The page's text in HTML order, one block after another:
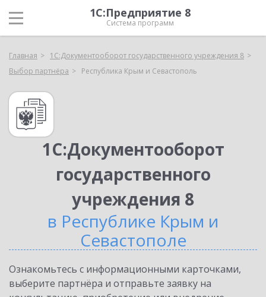
1С:Предприятие 8
Система программ
Главная
1С:Документооборот государственного учреждения 8
Выбор партнёра
Республика Крым и Севастополь
1С:Документооборот
государственного
учреждения 8
в Республике Крым и
Севастополе
Ознакомьтесь с информационными карточками,
выберите партнёра и отправьте заявку на